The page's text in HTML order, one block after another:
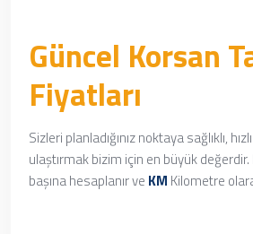
Güncel Korsan
Fiyatları
Sizleri planladığınız noktaya sağlıklı,
ulaştırmak bizim için en büyük
başına hesaplanır ve KM Kilometre